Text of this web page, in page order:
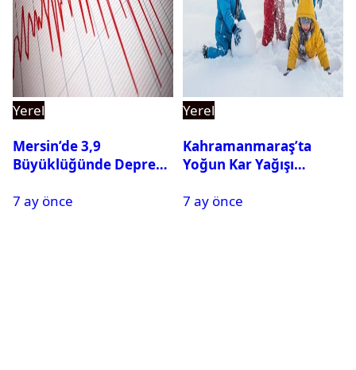
Yerel
Mersin’de 3,9
Büyüklüğünde Deprem
7 ay önce
Yerel
Kahramanmaraş’ta
Yoğun Kar Yağışı
Tatil
7 ay önce